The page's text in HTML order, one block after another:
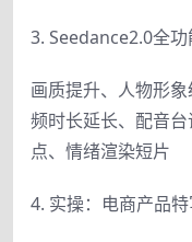
3. Seedance2.0全
画质提升、人物形
频时长延长、配音
点、情绪渲染短片
4. 实操：电商产品